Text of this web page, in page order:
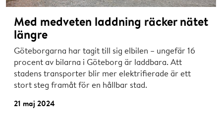
Med medveten laddning räcker nätet
längre
Göteborgarna har tagit till sig elbilen – ungefär 16
procent av bilarna i Göteborg är laddbara. Att
stadens transporter blir mer elektrifierade är ett
stort steg framåt för en hållbar stad.
21 maj 2024